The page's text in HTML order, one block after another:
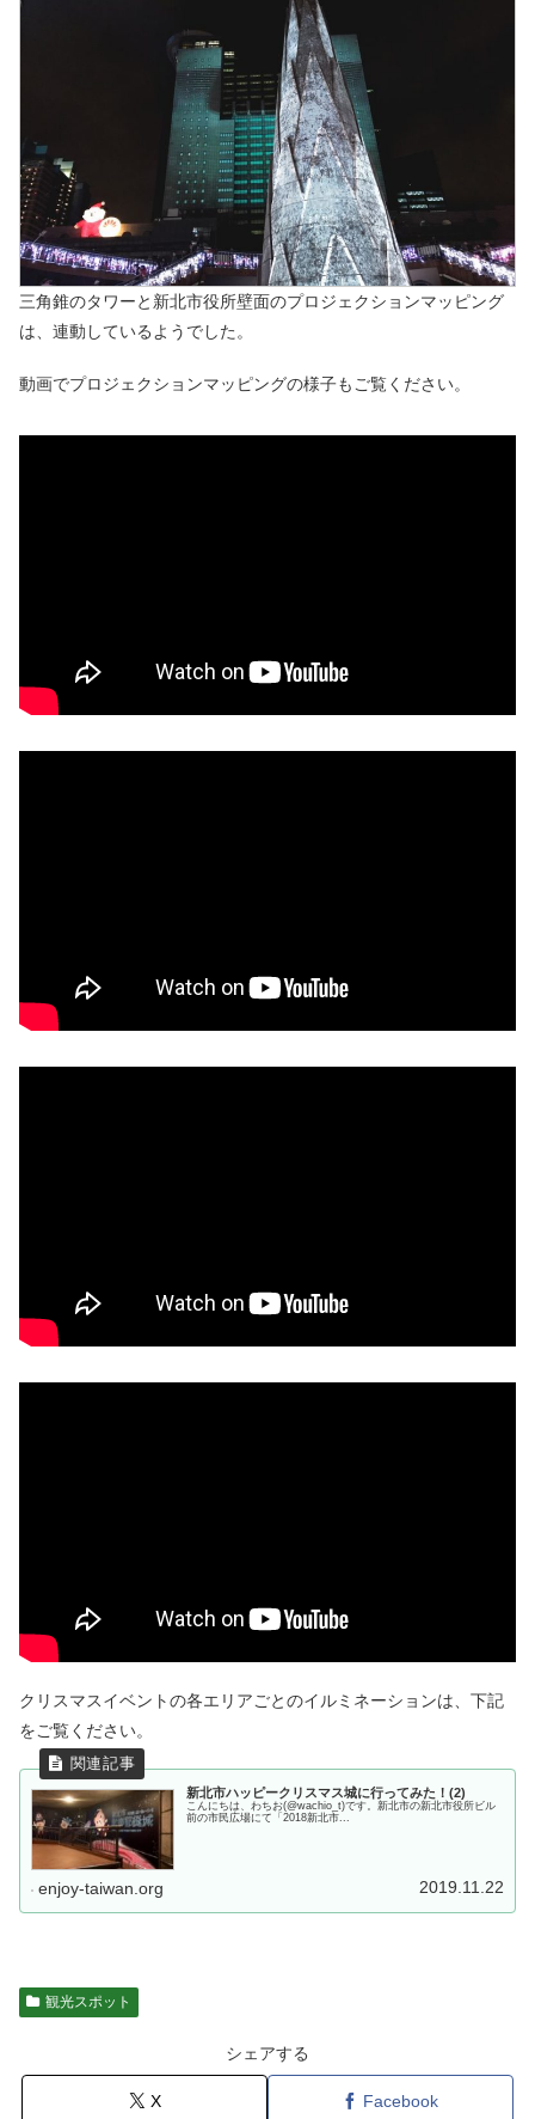
三角錐のタワーと新北市役所壁面のプロジェクションマッピング
は、連動しているようでした。
動画でプロジェクションマッピングの様子もご覧ください。
クリスマスイベントの各エリアごとのイルミネーションは、下記
をご覧ください。
新北市ハッピークリスマス城に行ってみた！(2)
こんにちは、わちお(@wachio_t)です。新北市の新北市役所ビル
前の市民広場にて「2018新北市...
enjoy-taiwan.org 2019.11.22
観光スポット
シェアする
X Facebook